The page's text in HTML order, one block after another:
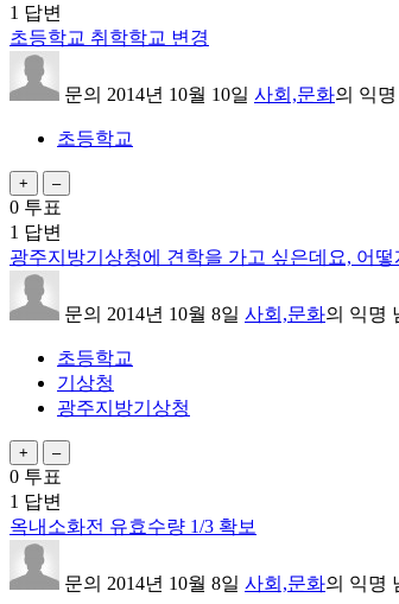
1 답변
초등학교 취학학교 변경
문의 2014년 10월 10일 사회,문화의 익명
초등학교
0 투표
1 답변
광주지방기상청에 견학을 가고 싶은데요, 어떻
문의 2014년 10월 8일 사회,문화의 익명
초등학교
기상청
광주지방기상청
0 투표
1 답변
옥내소화전 유효수량 1/3 확보
문의 2014년 10월 8일 사회,문화의 익명